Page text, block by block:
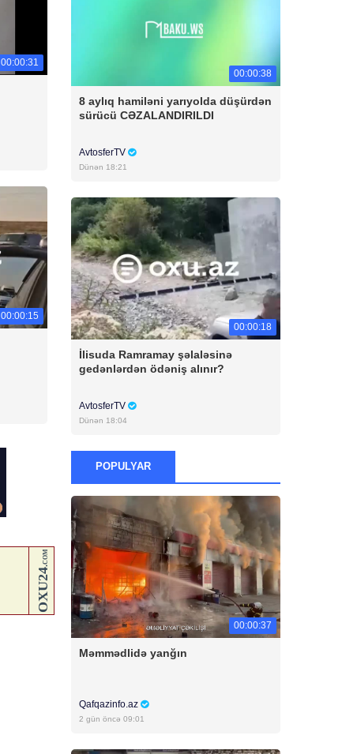
00:00:31
00:00:15
00:00:38
8 aylıq hamiləni yarıyolda düşürdən
sürücü CƏZALANDIRILDI
AvtosferTV
Dünən 18:21
00:00:18
İlisuda Ramramay şəlaləsinə
gedənlərdən ödəniş alınır?
AvtosferTV
Dünən 18:04
POPULYAR
00:00:37
Məmmədlidə yanğın
Qafqazinfo.az
2 gün öncə 09:01